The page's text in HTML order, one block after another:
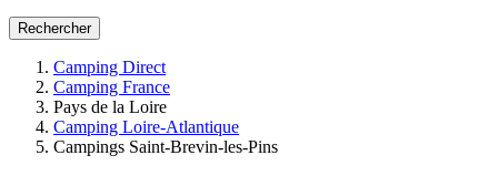
Rechercher
Camping Direct
Camping France
Pays de la Loire
Camping Loire-Atlantique
Campings Saint-Brevin-les-Pins